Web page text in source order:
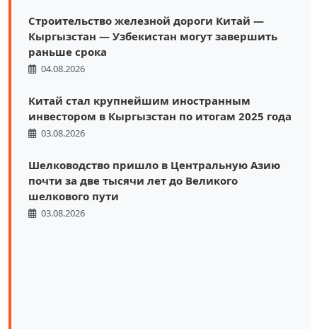
Строительство железной дороги Китай —
Кыргызстан — Узбекистан могут завершить
раньше срока
04.08.2026
Китай стал крупнейшим иностранным
инвестором в Кыргызстан по итогам 2025 года
03.08.2026
Шелководство пришло в Центральную Азию
почти за две тысячи лет до Великого
шелкового пути
03.08.2026